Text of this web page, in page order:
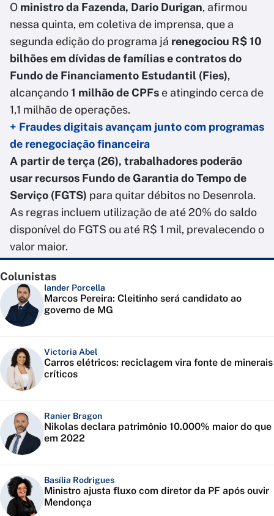
O ministro da Fazenda, Dario Durigan, afirmou
nessa quinta, em coletiva de imprensa, que a
segunda edição do programa já renegociou R$ 10
bilhões em dívidas de famílias e contratos do
Fundo de Financiamento Estudantil (Fies),
alcançando1 milhão de CPFs e atingindo cerca de
1,1 milhão de operações.
+ Fraudes digitais avançam junto com programas
de renegociação financeira
A partir de terça (26), trabalhadores poderão
usar recursos Fundo de Garantia do Tempo de
Serviço (FGTS) para quitar débitos no Desenrola.
As regras incluem utilização de até 20% do saldo
disponível do FGTS ou até R$ 1 mil, prevalecendo o
valor maior.
Colunistas
Iander Porcella
Marcos Pereira: Cleitinho será candidato ao
governo de MG
Victoria Abel
Carros elétricos: reciclagem vira fonte de minerais
críticos
Ranier Bragon
Nikolas declara patrimônio 10.000% maior do que
em 2022
Basília Rodrigues
Ministro ajusta fluxo com diretor da PF após ouvir
Mendonça